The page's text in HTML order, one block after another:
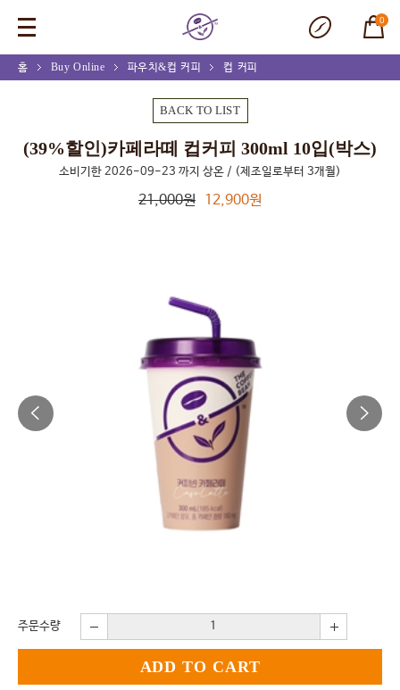
0
홈 Buy Online 파우치&컵 커피 컵 커피
BACK TO LIST
(39%할인)카페라떼 컵커피 300ml 10입(박스)
소비기한 2026-09-23 까지 상온 / (제조일로부터 3개월)
21,000원 12,900원
주문수량
ADD TO CART